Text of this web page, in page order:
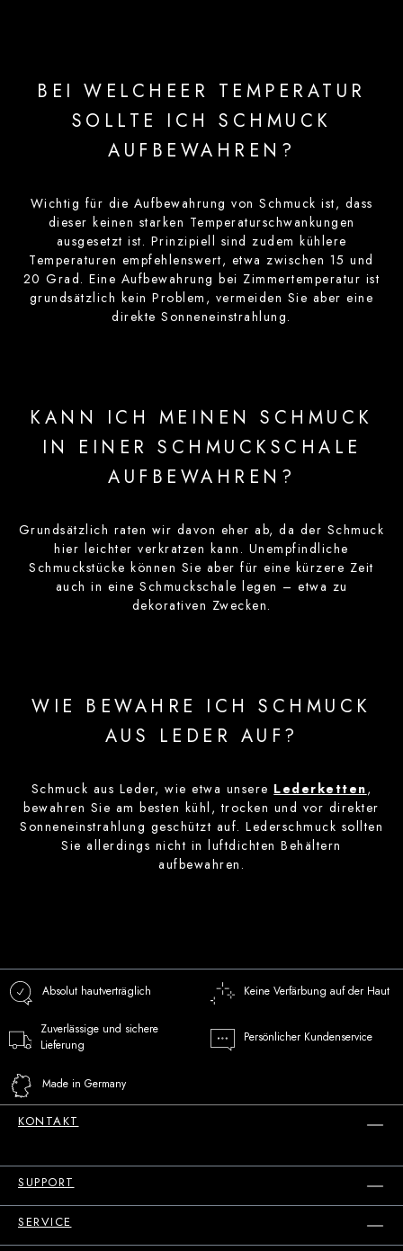
BEI WELCHEER TEMPERATUR
SOLLTE ICH SCHMUCK
AUFBEWAHREN?
Wichtig für die Aufbewahrung von Schmuck ist, dass
dieser keinen starken Temperaturschwankungen
ausgesetzt ist. Prinzipiell sind zudem kühlere
Temperaturen empfehlenswert, etwa zwischen 15 und
20 Grad. Eine Aufbewahrung bei Zimmertemperatur ist
grundsätzlich kein Problem, vermeiden Sie aber eine
direkte Sonneneinstrahlung.
KANN ICH MEINEN SCHMUCK
IN EINER SCHMUCKSCHALE
AUFBEWAHREN?
Grundsätzlich raten wir davon eher ab, da der Schmuck
hier leichter verkratzen kann. Unempfindliche
Schmuckstücke können Sie aber für eine kürzere Zeit
auch in eine Schmuckschale legen – etwa zu
dekorativen Zwecken.
WIE BEWAHRE ICH SCHMUCK
AUS LEDER AUF?
Schmuck aus Leder, wie etwa unsere Lederketten,
bewahren Sie am besten kühl, trocken und vor direkter
Sonneneinstrahlung geschützt auf. Lederschmuck sollten
Sie allerdings nicht in luftdichten Behältern
aufbewahren.
Absolut hautverträglich Keine Verfärbung auf der Haut
Zuverlässige und sichere
Lieferung
Persönlicher Kundenservice
Made in Germany
KONTAKT
SUPPORT
SERVICE